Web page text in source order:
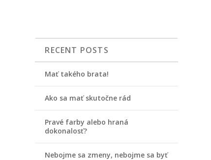
RECENT POSTS
Mať takého brata!
Ako sa mať skutočne rád
Pravé farby alebo hraná
dokonalosť?
Nebojme sa zmeny, nebojme sa byť